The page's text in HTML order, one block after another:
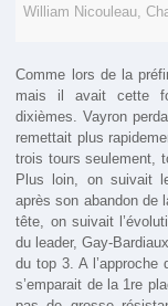
William Nicouleau,
Comme lors de la
mais il avait cette
dixièmes. Vayron
remettait plus
trois tours seulement,
Plus loin, on suivait
après son abandon de
tête, on suivait
du leader, Gay-
du top 3. A
s’emparait de la 1re